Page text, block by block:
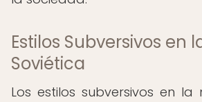
Estilos Subversivos en
Soviética
Los estilos subversivos en la